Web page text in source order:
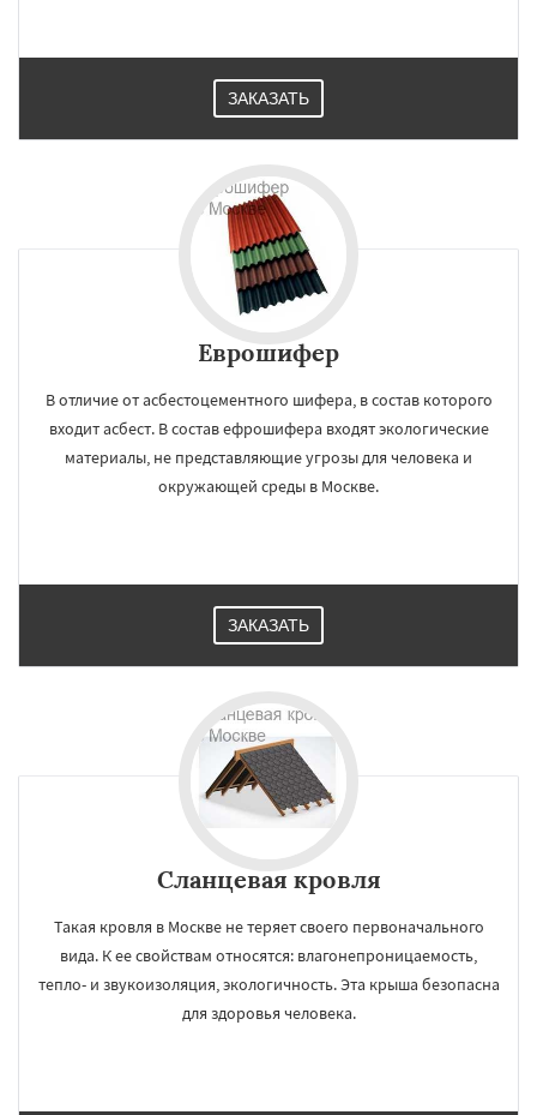
ЗАКАЗАТЬ
Еврошифер
В отличие от асбестоцементного шифера, в состав которого
входит асбест. В состав ефрошифера входят экологические
материалы, не представляющие угрозы для человека и
окружающей среды в Москве.
ЗАКАЗАТЬ
Сланцевая кровля
Такая кровля в Москве не теряет своего первоначального
вида. К ее свойствам относятся: влагонепроницаемость,
тепло- и звукоизоляция, экологичность. Эта крыша безопасна
для здоровья человека.